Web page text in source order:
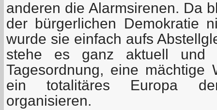
anderen die Alarmsirenen. Da
der bürgerlichen Demokratie
wurde sie einfach aufs
stehe es ganz aktuell und
Tagesordnung, eine mächtige
ein totalitäres Europa
organisieren.